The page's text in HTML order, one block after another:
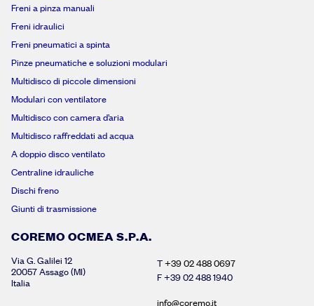
Freni a pinza manuali
Freni idraulici
Freni pneumatici a spinta
Pinze pneumatiche e soluzioni modulari
Multidisco di piccole dimensioni
Modulari con ventilatore
Multidisco con camera d’aria
Multidisco raffreddati ad acqua
A doppio disco ventilato
Centraline idrauliche
Dischi freno
Giunti di trasmissione
COREMO OCMEA S.P.A.
Via G. Galilei 12
20057 Assago (MI)
Italia
T+39 02 488 0697
F +39 02 488 1940
info@coremo.it